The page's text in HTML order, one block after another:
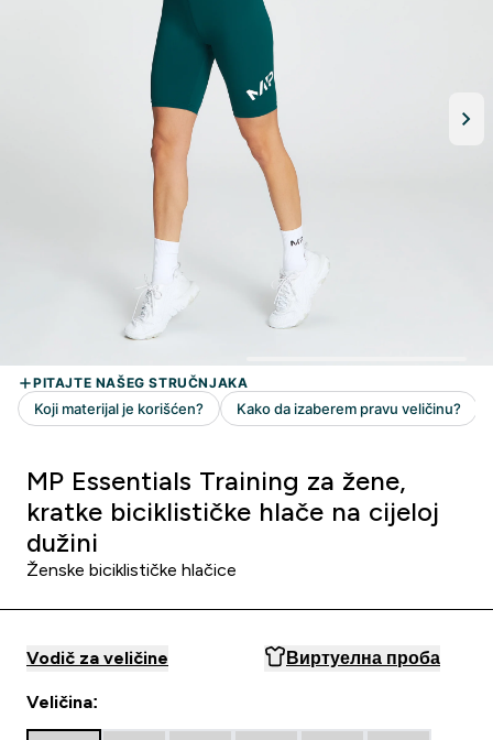
MP Essentials Training za žene,
kratke biciklističke hlače na cijeloj
dužini
Ženske biciklističke hlačice
Vodič za veličine Виртуелна проба
Veličina: